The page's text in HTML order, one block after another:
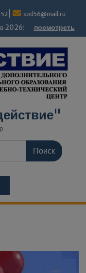
sod56@mail.ru
2026: посмотреть